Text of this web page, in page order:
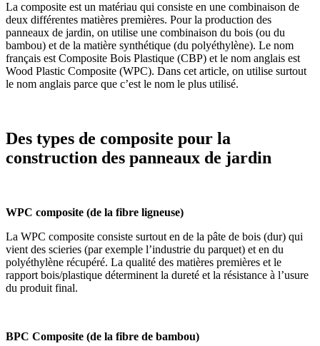
La composite est un matériau qui consiste en une combinaison de
deux différentes matières premières. Pour la production des
panneaux de jardin, on utilise une combinaison du bois (ou du
bambou) et de la matière synthétique (du polyéthylène). Le nom
français est Composite Bois Plastique (CBP) et le nom anglais est
Wood Plastic Composite (WPC). Dans cet article, on utilise surtout
le nom anglais parce que c’est le nom le plus utilisé.
Des types de composite pour la
construction des panneaux de jardin
WPC composite (de la fibre ligneuse)
La WPC composite consiste surtout en de la pâte de bois (dur) qui
vient des scieries (par exemple l’industrie du parquet) et en du
polyéthylène récupéré. La qualité des matières premières et le
rapport bois/plastique déterminent la dureté et la résistance à l’usure
du produit final.
BPC Composite (de la fibre de bambou)